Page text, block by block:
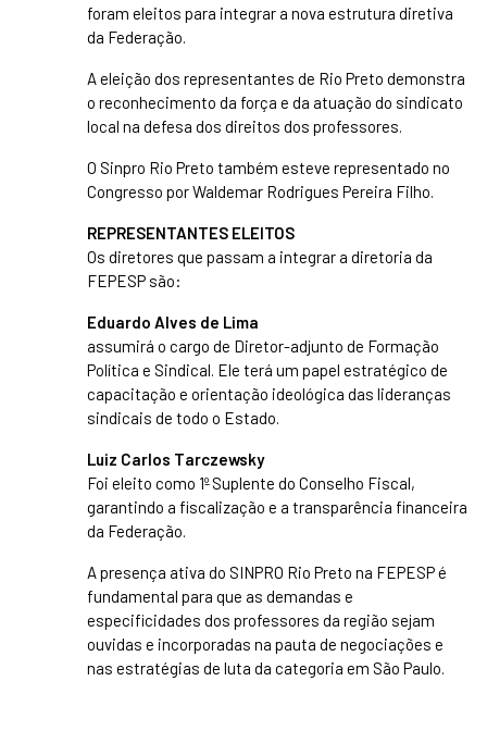
foram eleitos para integrar a nova estrutura diretiva
da Federação.
A eleição dos representantes de Rio Preto demonstra
o reconhecimento da força e da atuação do sindicato
local na defesa dos direitos dos professores.
O Sinpro Rio Preto também esteve representado no
Congresso por Waldemar Rodrigues Pereira Filho.
REPRESENTANTES ELEITOS
Os diretores que passam a integrar a diretoria da
FEPESP são:
Eduardo Alves de Lima
assumirá o cargo de Diretor-adjunto de Formação
Política e Sindical. Ele terá um papel estratégico de
capacitação e orientação ideológica das lideranças
sindicais de todo o Estado.
Luiz Carlos Tarczewsky
Foi eleito como 1º Suplente do Conselho Fiscal,
garantindo a fiscalização e a transparência financeira
da Federação.
A presença ativa do SINPRO Rio Preto na FEPESP é
fundamental para que as demandas e
especificidades dos professores da região sejam
ouvidas e incorporadas na pauta de negociações e
nas estratégias de luta da categoria em São Paulo.